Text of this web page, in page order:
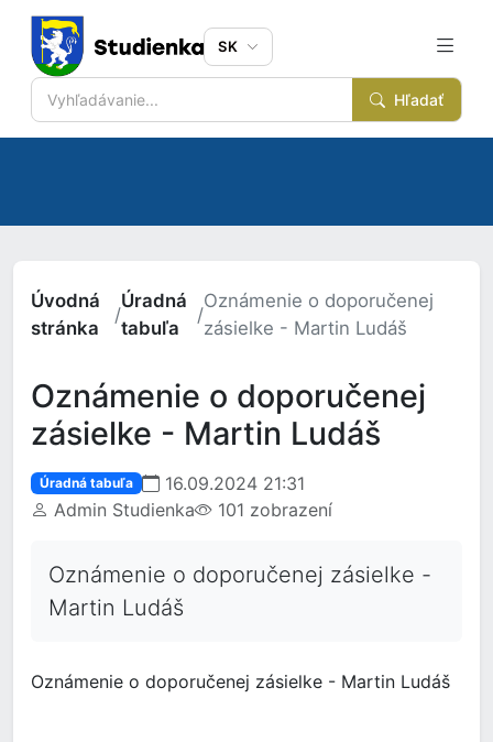
Hľadať
SK
Úvodná
stránka
/
Úradná
tabuľa
/
Oznámenie o doporučenej
zásielke - Martin Ludáš
Oznámenie o doporučenej
zásielke - Martin Ludáš
Úradná tabuľa
16.09.2024 21:31
Admin Studienka
101 zobrazení
Oznámenie o doporučenej zásielke -
Martin Ludáš
Oznámenie o doporučenej zásielke - Martin Ludáš